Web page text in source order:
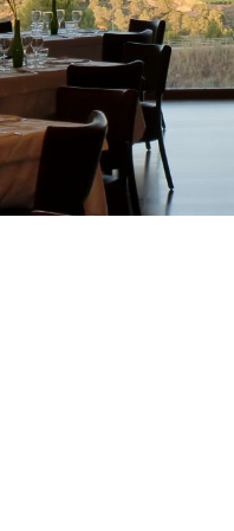
sitio
los
que
del
Estas
en el